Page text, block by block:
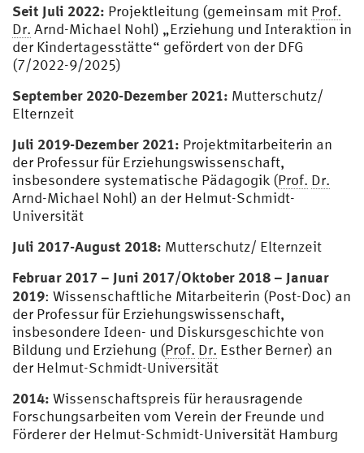
Seit Juli 2022: Projektleitung (gemeinsam mit Prof.
Dr. Arnd-Michael Nohl) „Erziehung und Interaktion in
der Kindertagesstätte“ gefördert von der DFG
(7/2022-9/2025)
September 2020-Dezember 2021: Mutterschutz/
Elternzeit
Juli 2019-Dezember 2021: Projektmitarbeiterin an
der Professur für Erziehungswissenschaft,
insbesondere systematische Pädagogik (Prof. Dr.
Arnd-Michael Nohl) an der Helmut-Schmidt-
Universität
Juli 2017-August 2018: Mutterschutz/ Elternzeit
Februar 2017 – Juni 2017/Oktober 2018 – Januar
2019: Wissenschaftliche Mitarbeiterin (Post-Doc) an
der Professur für Erziehungswissenschaft,
insbesondere Ideen- und Diskursgeschichte von
Bildung und Erziehung (Prof. Dr. Esther Berner) an
der Helmut-Schmidt-Universität
2014: Wissenschaftspreis für herausragende
Forschungsarbeiten vom Verein der Freunde und
Förderer der Helmut-Schmidt-Universität Hamburg